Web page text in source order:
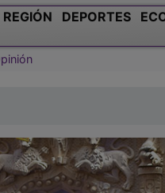
REGIÓN DEPORTES